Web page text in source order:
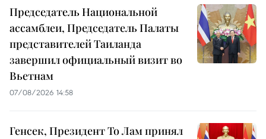
Председатель Национальной
ассамблеи, Председатель Палаты
представителей Таиланда
завершил официальный визит во
Вьетнам
07/08/2026 14:58
Генсек, Президент То Лам принял